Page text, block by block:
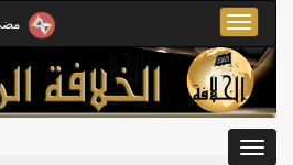
Toggle
navigation